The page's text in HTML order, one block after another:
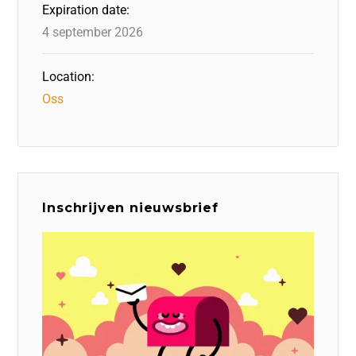
Expiration date:
4 september 2026
Location:
Oss
Inschrijven nieuwsbrief